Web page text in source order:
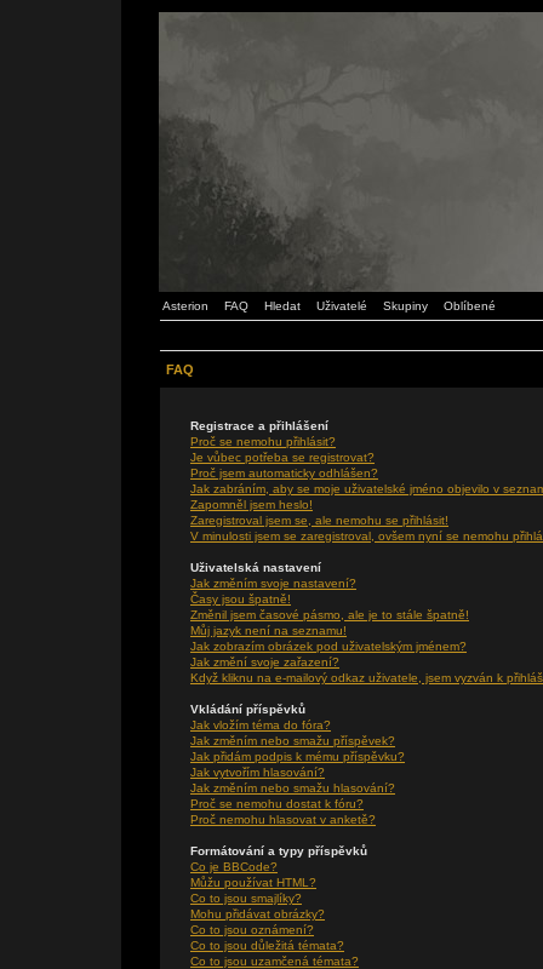
Asterion FAQ Hledat Uživatelé Skupiny Oblíbené
FAQ
Registrace a přihlášení
Proč se nemohu přihlásit?
Je vůbec potřeba se registrovat?
Proč jsem automaticky odhlášen?
Jak zabráním, aby se moje uživatelské jméno objevilo v
Zapomněl jsem heslo!
Zaregistroval jsem se, ale nemohu se přihlásit!
V minulosti jsem se zaregistroval, ovšem nyní se nemohu
Uživatelská nastavení
Jak změním svoje nastavení?
Časy jsou špatně!
Změnil jsem časové pásmo, ale je to stále špatně!
Můj jazyk není na seznamu!
Jak zobrazím obrázek pod uživatelským jménem?
Jak změní svoje zařazení?
Když kliknu na e-mailový odkaz uživatele, jsem vyzván k
Vkládání příspěvků
Jak vložím téma do fóra?
Jak změním nebo smažu příspěvek?
Jak přidám podpis k mému příspěvku?
Jak vytvořím hlasování?
Jak změním nebo smažu hlasování?
Proč se nemohu dostat k fóru?
Proč nemohu hlasovat v anketě?
Formátování a typy příspěvků
Co je BBCode?
Můžu používat HTML?
Co to jsou smajlíky?
Mohu přidávat obrázky?
Co to jsou oznámení?
Co to jsou důležitá témata?
Co to jsou uzamčená témata?